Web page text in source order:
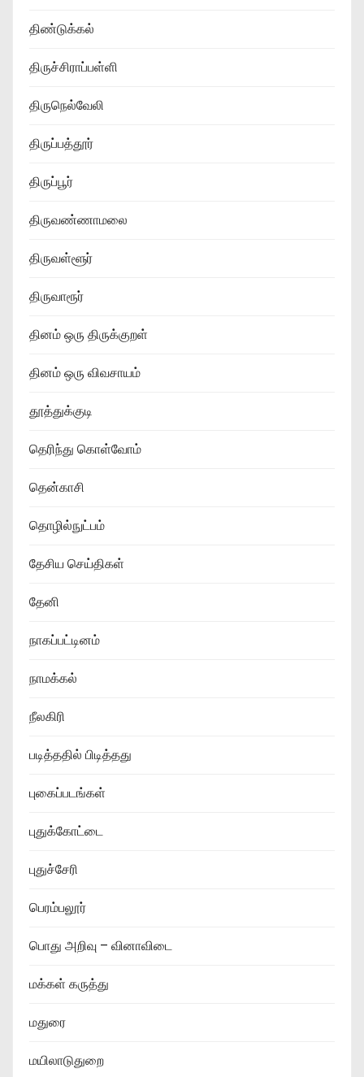
திண்டுக்கல்
திருச்சிராப்பள்ளி
திருநெல்வேலி
திருப்பத்தூர்
திருப்பூர்
திருவண்ணாமலை
திருவள்ளூர்
திருவாரூர்
தினம் ஒரு திருக்குறள்
தினம் ஒரு விவசாயம்
தூத்துக்குடி
தெரிந்து கொள்வோம்
தென்காசி
தொழில்நுட்பம்
தேசிய செய்திகள்
தேனி
நாகப்பட்டினம்
நாமக்கல்
நீலகிரி
படித்ததில் பிடித்தது
புகைப்படங்கள்
புதுக்கோட்டை
புதுச்சேரி
பெரம்பலூர்
பொது அறிவு – வினாவிடை
மக்கள் கருத்து
மதுரை
மயிலாடுதுறை